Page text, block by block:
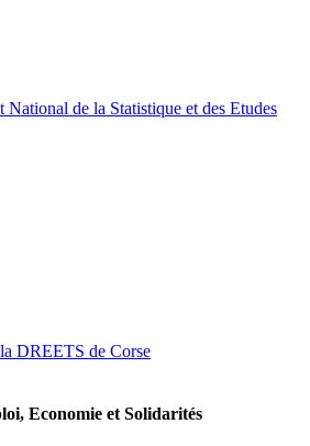
de la Statistique et des Etudes
DREETS de Corse
Economie et Solidarités